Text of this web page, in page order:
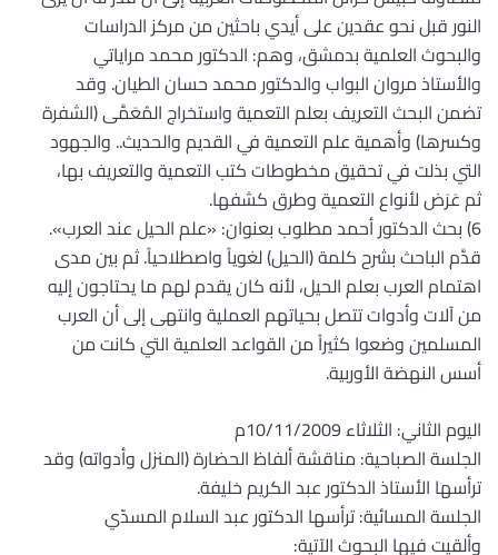
النور قبل نحو عقدين على أيدي باحثين من مركز الدراسات
والبحوث العلمية بدمشق، وهم: الدكتور محمد مراياتي
والأستاذ مروان البواب والدكتور محمد حسان الطيان. وقد
تضمن البحث التعريف بعلم التعمية واستخراج المُعَمَّى (الشفرة
وكسرها) وأهمية علم التعمية في القديم والحديث.. والجهود
التي بذلت في تحقيق مخطوطات كتب التعمية والتعريف بها،
ثم عَرَض لأنواع التعمية وطرق كشفها.
6) بحث الدكتور أحمد مطلوب بعنوان: «علم الحيل عند العرب».
قدَّم الباحث بشرح كلمة (الحيل) لغوياً واصطلاحياً. ثم بين مدى
اهتمام العرب بعلم الحيل، لأنه كان يقدم لهم ما يحتاجون إليه
من آلات وأدوات تتصل بحياتهم العملية وانتهى إلى أن العرب
المسلمين وضعوا كثيراً من القواعد العلمية التي كانت من
أسس النهضة الأوربية.
اليوم الثاني: الثلاثاء 10/11/2009م
الجلسة الصباحية: مناقشة ألفاظ الحضارة (المنزل وأدواته) وقد
ترأسها الأستاذ الدكتور عبد الكريم خليفة.
الجلسة المسائية: ترأسها الدكتور عبد السلام المسدّي
وألقيت فيها البحوث الآتية: